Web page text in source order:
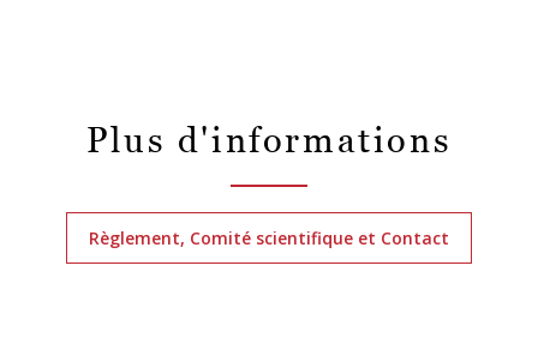
Plus d'informations
Règlement, Comité scientifique et Contact